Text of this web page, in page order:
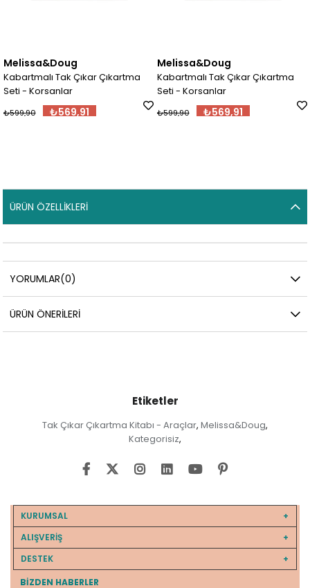
Melissa&Doug
Kabartmalı Tak Çıkar Çıkartma
Seti - Korsanlar
₺569,91
₺599,90
Melissa&Doug
Kabartmalı Tak Çıkar Çıkartma
Seti - Korsanlar
₺569,91
₺599,90
ÜRÜN ÖZELLIKLERI
YORUMLAR(0)
ÜRÜN ÖNERILERI
Etiketler
Tak Çıkar Çıkartma Kitabı - Araçlar, Melissa&Doug,
Kategorisiz,
KURUMSAL
ALIŞVERİŞ
DESTEK
BIZDEN HABERLER